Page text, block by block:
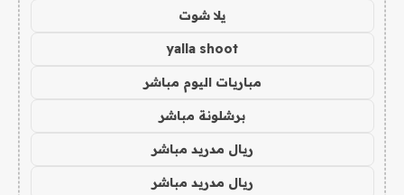
يلا شوت
yalla shoot
مباريات اليوم مباشر
برشلونة مباشر
ريال مدريد مباشر
ريال مدريد مباشر